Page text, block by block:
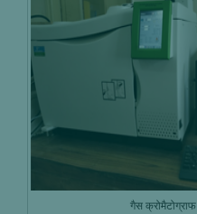
गैस क्रोमैटोग्राफ